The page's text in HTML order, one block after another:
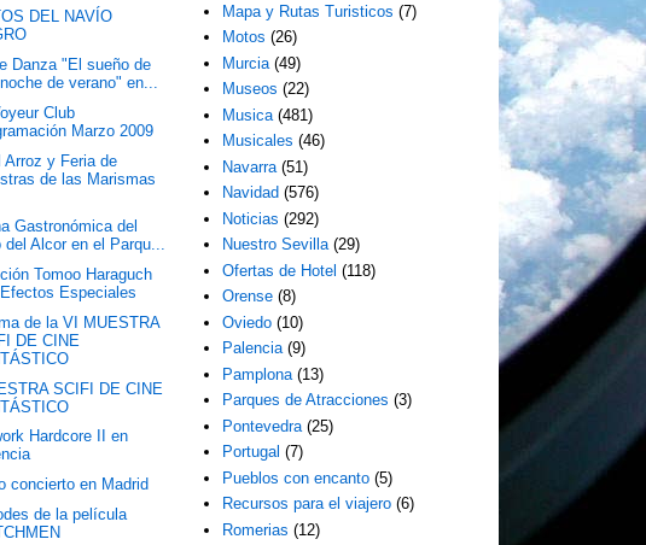
DEL NAVÍO
Danza "El sueño de
de verano" en...
Club
Marzo 2009
Arroz y Feria de
de las Marismas
Gastronómica del
del Alcor en el Parqu...
Tomoo Haraguch
Especiales
de la VI MUESTRA
DE CINE
SCIFI DE CINE
Hardcore II en
concierto en Madrid
de la película
Mapa y Rutas Turisticos (7)
Motos (26)
Murcia (49)
Museos (22)
Musica (481)
Musicales (46)
Navarra (51)
Navidad (576)
Noticias (292)
Nuestro Sevilla (29)
Ofertas de Hotel (118)
Orense (8)
Oviedo (10)
Palencia (9)
Pamplona (13)
Parques de Atracciones (3)
Pontevedra (25)
Portugal (7)
Pueblos con encanto (5)
Recursos para el viajero (6)
Romerias (12)